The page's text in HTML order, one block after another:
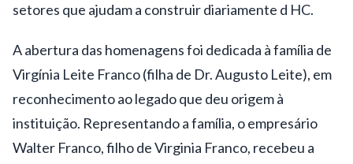
setores que ajudam a construir diariamente d HC.
A abertura das homenagens foi dedicada à família de
Virgínia Leite Franco (filha de Dr. Augusto Leite), em
reconhecimento ao legado que deu origem à
instituição. Representando a família, o empresário
Walter Franco, filho de Virginia Franco, recebeu a